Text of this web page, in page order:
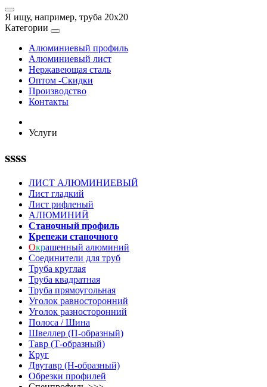
Я ищу, например, труба 20х20
Категории
Алюминиевый профиль
Алюминиевый лист
Нержавеющая сталь
Оптом -Скидки
Производство
Контакты
Услуги
ssss
ЛИСТ АЛЮМИНИЕВЫЙ
Лист гладкий
Лист рифленый
АЛЮМИНИЙ
Станочный профиль
Крепежи станочного
Окрашенный алюминий
Соединители для труб
Труба круглая
Труба квадратная
Труба прямоугольная
Уголок равносторонний
Уголок разносторонний
Полоса / Шина
Швеллер (П-образный)
Тавр (Т-образный)
Круг
Двутавр (H-образный)
Обрезки профилей